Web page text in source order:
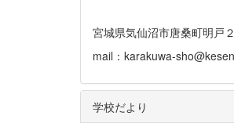
宮城県気仙沼市唐桑町明
mail：karakuwa-
学校だより